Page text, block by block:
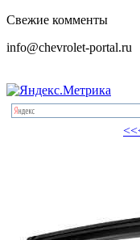
Свежие комменты
info@chevrolet-portal.ru